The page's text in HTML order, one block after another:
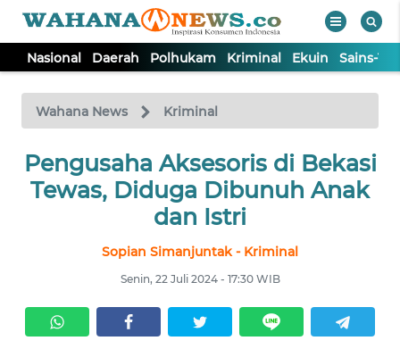
Nasional Daerah Polhukam Kriminal Ekuin Sains-
Wahana News Kriminal
Pengusaha Aksesoris di Bekasi
Tewas, Diduga Dibunuh Anak
dan Istri
Sopian Simanjuntak - Kriminal
Senin, 22 Juli 2024 - 17:30 WIB
TV
Tutup
NASIONAL
KRIMINAL